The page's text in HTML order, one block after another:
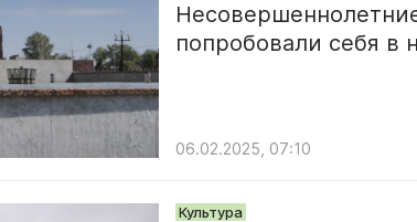
попробовали себя в
06.02.2025, 07:10
Культура